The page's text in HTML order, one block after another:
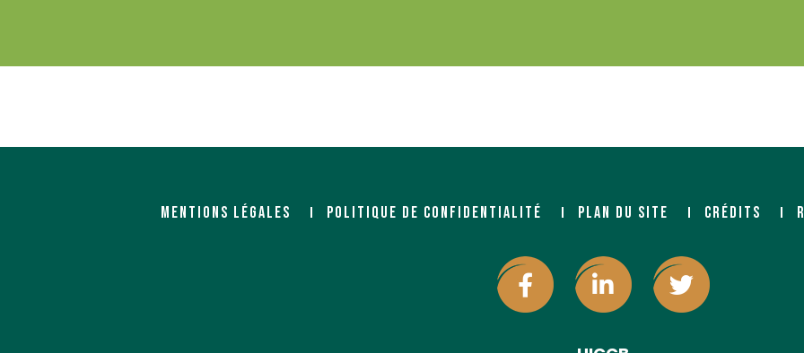
MENTIONS LÉGALES POLITIQUE DE CONFIDENTIALITÉ PLAN DU SITE CRÉDITS